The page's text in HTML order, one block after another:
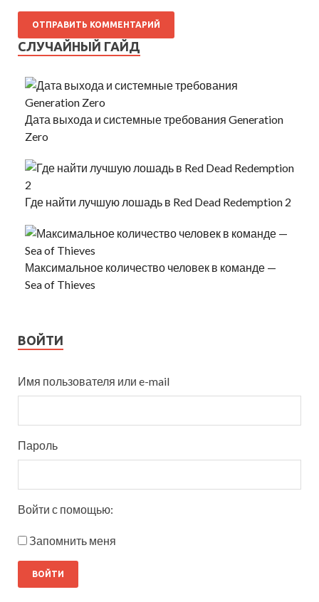
СЛУЧАЙНЫЙ ГАЙД
Дата выхода и системные требования Generation
Zero
Где найти лучшую лошадь в Red Dead Redemption 2
Максимальное количество человек в команде —
Sea of Thieves
ВОЙТИ
Имя пользователя или e-mail
Пароль
Войти с помощью:
Запомнить меня